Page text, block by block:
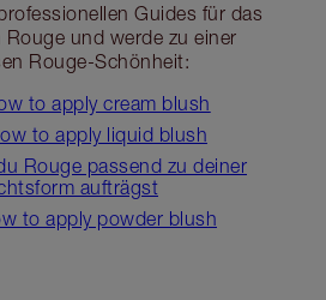
Guides für das
Rouge und werde zu einer
Rouge-Schönheit:
to apply cream blush
to apply liquid blush
Rouge passend zu deiner
aufträgst
to apply powder blush